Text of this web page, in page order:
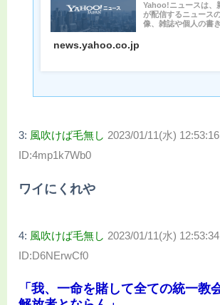
Yahoo!ニュースは、
が配信するニュース
像、雑誌や個人の書
news.yahoo.co.jp
3: 風吹けば毛無し 2023/01/11(水)
ID:4mp1k7Wb0
ワイにくれや
4: 風吹けば毛無し 2023/01/11(水)
ID:D6NErwCf0
「我、一命を賭して全ての統一教